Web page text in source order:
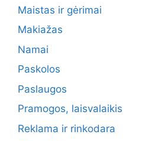
Maistas ir gėrimai
Makiažas
Namai
Paskolos
Paslaugos
Pramogos, laisvalaikis
Reklama ir rinkodara